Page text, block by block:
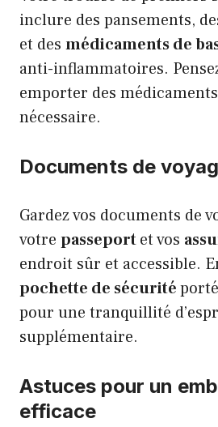
inclure des pansements,
et des médicaments de
anti-inflammatoires.
emporter des
nécessaire.
Documents de
Gardez vos documents de
votre passeportet vos
endroit sûr et accessible.
pochette de sécurité
pour une tranquillité
supplémentaire.
Astuces pour un
efficace